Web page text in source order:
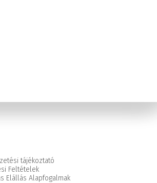
tájékoztató
Feltételek
Elállás Alapfogalmak